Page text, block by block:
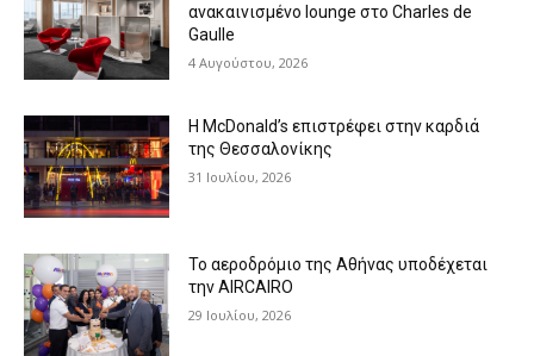
ανακαινισμένο lounge στο Charles de
Gaulle
4 Αυγούστου, 2026
Η McDonald’s επιστρέφει στην καρδιά
της Θεσσαλονίκης
31 Ιουλίου, 2026
Το αεροδρόμιο της Αθήνας υποδέχεται
την AIRCAIRO
29 Ιουλίου, 2026